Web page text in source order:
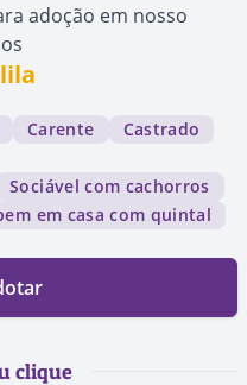
adoção em nosso
Carente
Castrado
Sociável com cachorros
em casa com quintal
clique